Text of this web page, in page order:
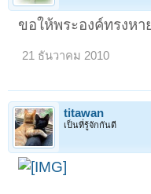
ขอให้พระองค์ทรงหา
21 ธันวาคม 2010
titawan
เป็นที่รู้จักกันดี